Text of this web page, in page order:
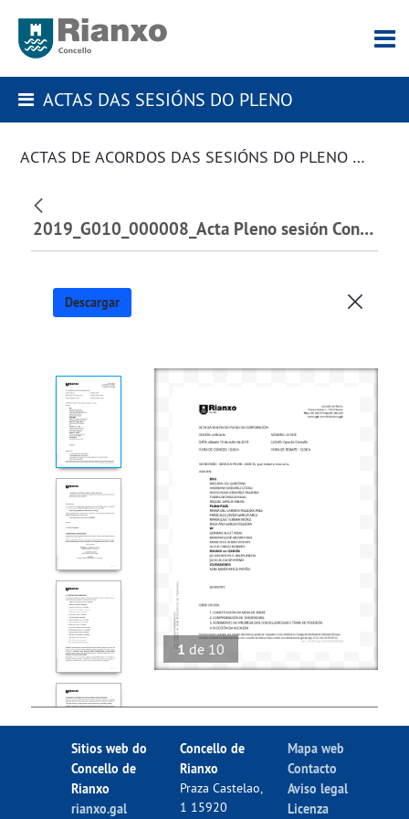
ACTAS DAS SESIÓNS DO PLENO
ACTAS DE ACORDOS DAS SESIÓNS DO PLENO DA CORPORACIÓN
2019_G010_000008_Acta Pleno sesión Constitutiva 15 de xuño de 2019_130387.pdf
Descargar
1 de 10
Sitios web do
Concello de
Rianxo
rianxo.gal
Concello de
Rianxo
Praza Castelao,
1 15920
Mapa web
Contacto
Aviso legal
Licenza